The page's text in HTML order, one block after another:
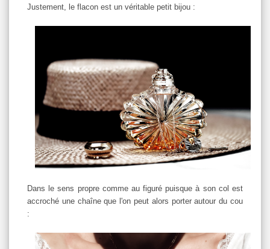
Justement, le flacon est un véritable petit bijou :
Dans le sens propre comme au figuré puisque à son col est
accroché une chaîne que l'on peut alors porter autour du cou
: